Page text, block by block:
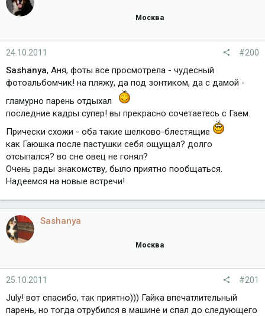
Москва
24.10.2011 #200
Sashanya, Аня, фоты все просмотрела - чудесный
фотоальбомчик! на пляжу, да под зонтиком, да с дамой -
гламурно парень отдыхал
последние кадры супер! вы прекрасно сочетаетесь с Гаем.
Прически схожи - оба такие шелково-блестящие
как Гаюшка после пастушки себя ощущал? долго
отсыпался? во сне овец не гонял?
Очень рады знакомству, было приятно пообщаться.
Надеемся на новые встречи!
Sashanya
Москва
25.10.2011 #201
July! вот спасибо, так приятно))) Гайка впечатлительный
парень, но тогда отрубился в машине и спал до следующего